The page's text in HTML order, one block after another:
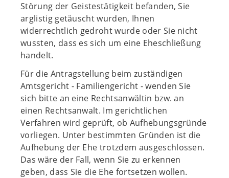
Störung der Geistestätigkeit befanden, Sie
arglistig getäuscht wurden, Ihnen
widerrechtlich gedroht wurde oder Sie nicht
wussten, dass es sich um eine Eheschließung
handelt.
Für die Antragstellung beim zuständigen
Amtsgericht - Familiengericht - wenden Sie
sich bitte an eine Rechtsanwältin bzw. an
einen Rechtsanwalt. Im gerichtlichen
Verfahren wird geprüft, ob Aufhebungsgründe
vorliegen. Unter bestimmten Gründen ist die
Aufhebung der Ehe trotzdem ausgeschlossen.
Das wäre der Fall, wenn Sie zu erkennen
geben, dass Sie die Ehe fortsetzen wollen.